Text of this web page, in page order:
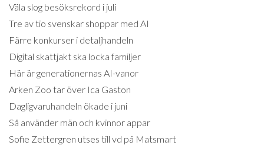
Väla slog besöksrekord i juli
Tre av tio svenskar shoppar med AI
Färre konkurser i detaljhandeln
Digital skattjakt ska locka familjer
Här är generationernas AI-vanor
Arken Zoo tar över Ica Gaston
Dagligvaruhandeln ökade i juni
Så använder män och kvinnor appar
Sofie Zettergren utses till vd på Matsmart